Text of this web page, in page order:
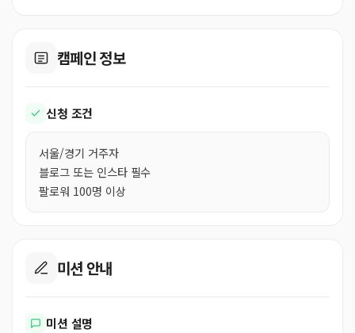
캠페인 정보
신청 조건
서울/경기 거주자
블로그 또는 인스타 필수
팔로워 100명 이상
미션 안내
미션 설명